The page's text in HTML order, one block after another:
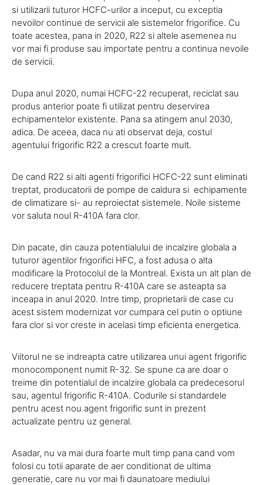
si utilizarii tuturor HCFC-urilor a inceput, cu exceptia
nevoilor continue de servicii ale sistemelor frigorifice. Cu
toate acestea, pana in 2020, R22 si altele asemenea nu
vor mai fi produse sau importate pentru a continua nevoile
de servicii.
Dupa anul 2020, numai HCFC-22 recuperat, reciclat sau
produs anterior poate fi utilizat pentru deservirea
echipamentelor existente. Pana sa atingem anul 2030,
adica. De aceea, daca nu ati observat deja, costul
agentului frigorific R22 a crescut foarte mult.
De cand R22 si alti agenti frigorifici HCFC-22 sunt eliminati
treptat, producatorii de pompe de caldura si echipamente
de climatizare si- au reproiectat sistemele. Noile sisteme
vor saluta noul R-410A fara clor.
Din pacate, din cauza potentialului de incalzire globala a
tuturor agentilor frigorifici HFC, a fost adusa o alta
modificare la Protocolul de la Montreal. Exista un alt plan de
reducere treptata pentru R-410A care se asteapta sa
inceapa in anul 2020. Intre timp, proprietarii de case cu
acest sistem modernizat vor cumpara cel putin o optiune
fara clor si vor creste in acelasi timp eficienta energetica.
Viitorul ne se indreapta catre utilizarea unui agent frigorific
monocomponent numit R-32. Se spune ca are doar o
treime din potentialul de incalzire globala ca predecesorul
sau, agentul frigorific R-410A. Codurile si standardele
pentru acest nou agent frigorific sunt in prezent
actualizate pentru uz general.
Asadar, nu va mai dura foarte mult timp pana cand vom
folosi cu totii aparate de aer conditionat de ultima
generatie, care nu vor mai fi daunatoare mediului